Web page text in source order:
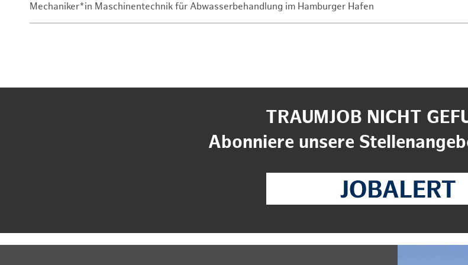
Mechaniker*in Maschinentechnik für Abwasserbehandlung im Hamburger Hafen
TRAUMJOB NICHT
Abonniere unsere